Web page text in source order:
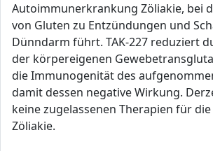
Autoimmunerkrankung Zöliakie, bei
von Gluten zu Entzündungen und
Dünndarm führt. TAK-227 reduziert
der körpereigenen
die Immunogenität des
damit dessen negative Wirkung.
keine zugelassenen Therapien für
Zöliakie.